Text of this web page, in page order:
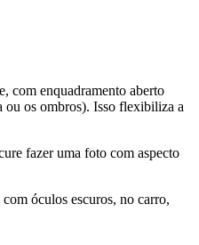
com enquadramento aberto
ou os ombros). Isso flexibiliza a
fazer uma foto com aspecto
óculos escuros, no carro,